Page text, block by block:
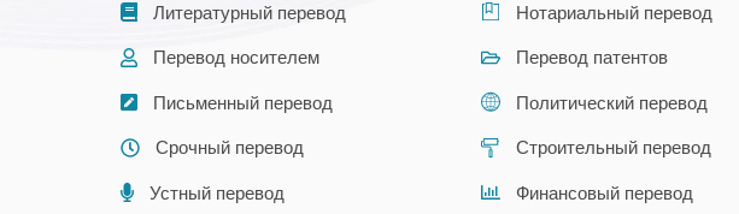
Литературный перевод
Перевод носителем
Письменный перевод
Срочный перевод
Устный перевод
Нотариальный перевод
Перевод патентов
Политический перевод
Строительный перевод
Финансовый перевод